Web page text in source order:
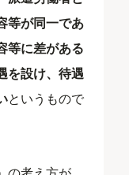
等が同一であ
等に差がある
を設け、待遇
というもので